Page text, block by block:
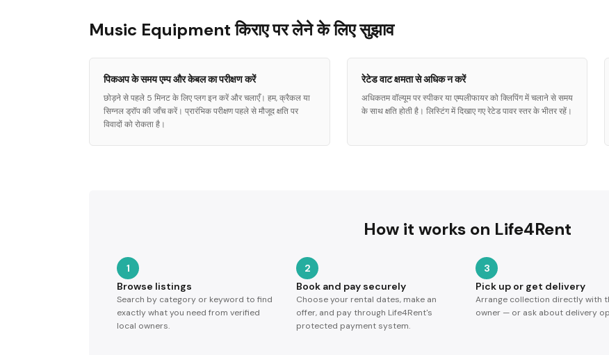
Music Equipment किराए पर लेने के लिए सुझाव
पिकअप के समय एम्प और केबल का परीक्षण करें
छोड़ने से पहले 5 मिनट के लिए प्लग इन करें और चलाएँ। हम, क्रैकल या
सिग्नल ड्रॉप की जाँच करें। प्रारंभिक परीक्षण पहले से मौजूद क्षति पर
विवादों को रोकता है।
रेटेड वाट क्षमता से अधिक न करें
अधिकतम वॉल्यूम पर स्पीकर या एम्पलीफायर को क्लिपिंग में चलाने से समय
के साथ क्षति होती है। लिस्टिंग में दिखाए गए रेटेड पावर स्तर के भीतर रहें।
How it works on Life4Rent
1
Browse listings
Search by category or keyword to find
exactly what you need from verified
local owners.
2
Book and pay securely
Choose your rental dates, make an
offer, and pay through Life4Rent's
protected payment system.
3
Pick up or get delivery
Arrange collection directly with
owner — or ask about delivery